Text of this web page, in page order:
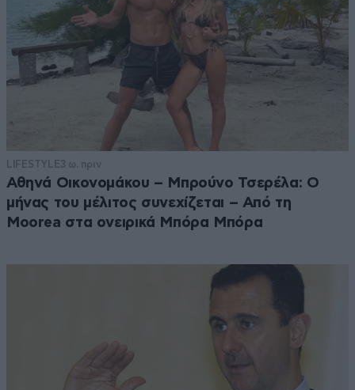
LIFESTYLE3 ω. πριν
Αθηνά Οικονομάκου – Μπρούνο Τσερέλα: Ο
μήνας του μέλιτος συνεχίζεται – Από τη
Moorea στα ονειρικά Μπόρα Μπόρα